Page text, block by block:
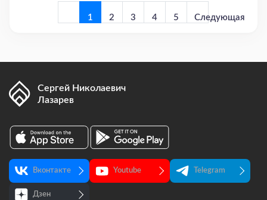
страница
1 2 3 4 5 Следующая
Сергей Николаевич
Лазарев
Вконтакте Youtube Telegram
Дзен